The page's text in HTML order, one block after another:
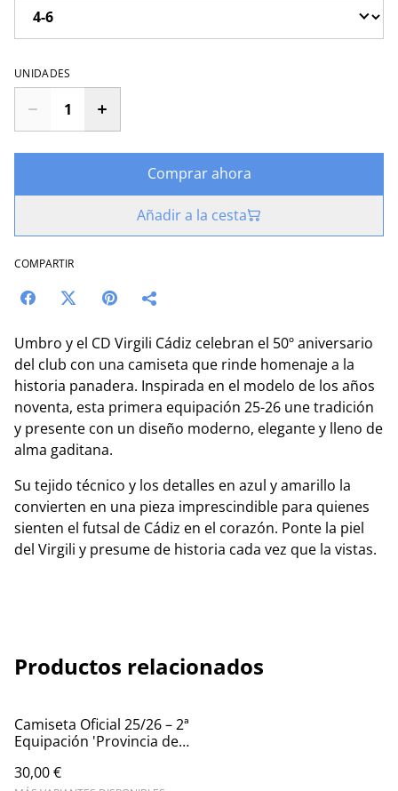
UNIDADES
Comprar ahora
Añadir a la cesta
COMPARTIR
Umbro y el CD Virgili Cádiz celebran el 50º aniversario
del club con una camiseta que rinde homenaje a la
historia panadera. Inspirada en el modelo de los años
noventa, esta primera equipación 25-26 une tradición
y presente con un diseño moderno, elegante y lleno de
alma gaditana.
Su tejido técnico y los detalles en azul y amarillo la
convierten en una pieza imprescindible para quienes
sienten el futsal de Cádiz en el corazón. Ponte la piel
del Virgili y presume de historia cada vez que la vistas.
Productos relacionados
Camiseta Oficial 25/26 – 2ª
Equipación 'Provincia de
30,00 €